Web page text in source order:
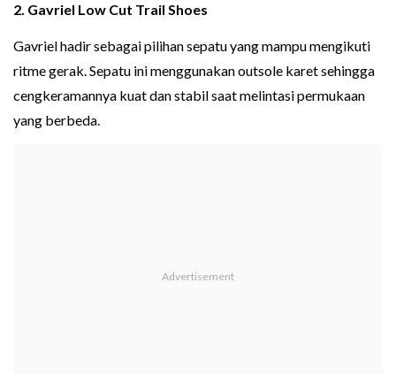
2. Gavriel Low Cut Trail Shoes
Gavriel hadir sebagai pilihan sepatu yang mampu mengikuti
ritme gerak. Sepatu ini menggunakan outsole karet sehingga
cengkeramannya kuat dan stabil saat melintasi permukaan
yang berbeda.